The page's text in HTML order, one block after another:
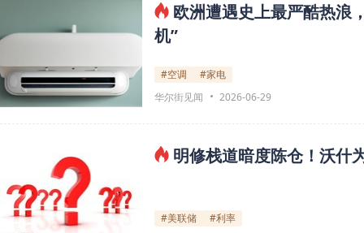
欧洲遭遇史上最严酷热浪
机”
#空调
#家电
华尔街见闻
2026-06-29
明修栈道暗度陈仓！沃什
#美联储
#利率